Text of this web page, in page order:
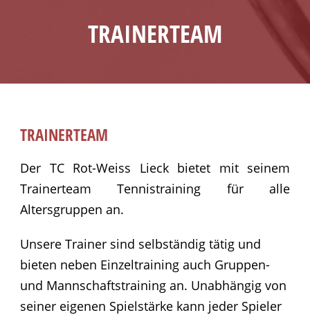
TRAINERTEAM
TRAINERTEAM
Der TC Rot-Weiss Lieck bietet mit seinem
Trainerteam Tennistraining für alle
Altersgruppen an.
Unsere Trainer sind selbständig tätig und
bieten neben Einzeltraining auch Gruppen-
und Mannschaftstraining an. Unabhängig von
seiner eigenen Spielstärke kann jeder Spieler